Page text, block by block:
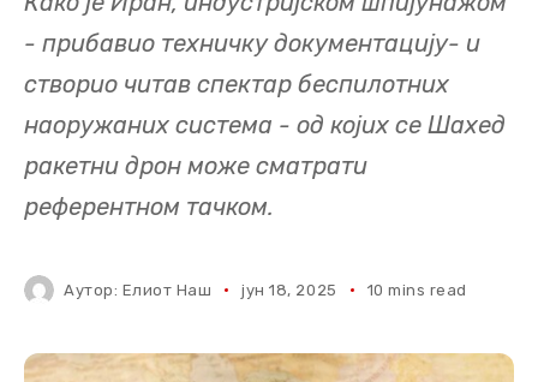
- прибавио техничку документацију- и
створио читав спектар беспилотних
наоружаних система - од којих се Шахед
ракетни дрон може сматрати
референтном тачком.
Аутор: Елиот Наш јун 18, 2025 10 mins read